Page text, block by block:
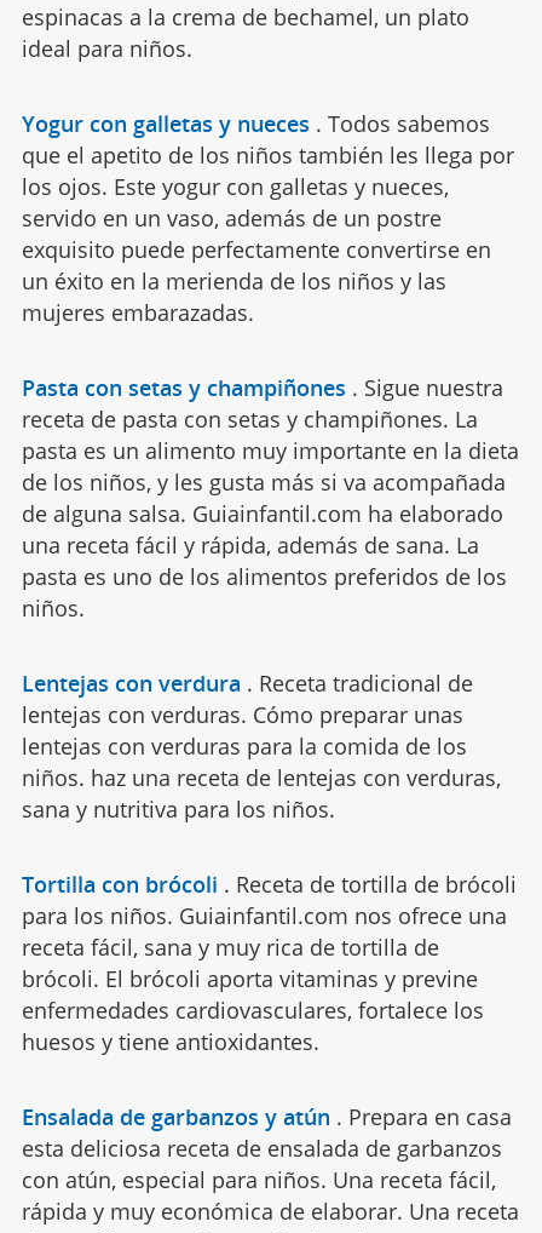
espinacas a la crema de bechamel, un plato
ideal para niños.
Yogur con galletas y nueces . Todos sabemos
que el apetito de los niños también les llega por
los ojos. Este yogur con galletas y nueces,
servido en un vaso, además de un postre
exquisito puede perfectamente convertirse en
un éxito en la merienda de los niños y las
mujeres embarazadas.
Pasta con setas y champiñones . Sigue nuestra
receta de pasta con setas y champiñones. La
pasta es un alimento muy importante en la dieta
de los niños, y les gusta más si va acompañada
de alguna salsa. Guiainfantil.com ha elaborado
una receta fácil y rápida, además de sana. La
pasta es uno de los alimentos preferidos de los
niños.
Lentejas con verdura . Receta tradicional de
lentejas con verduras. Cómo preparar unas
lentejas con verduras para la comida de los
niños. haz una receta de lentejas con verduras,
sana y nutritiva para los niños.
Tortilla con brócoli . Receta de tortilla de brócoli
para los niños. Guiainfantil.com nos ofrece una
receta fácil, sana y muy rica de tortilla de
brócoli. El brócoli aporta vitaminas y previne
enfermedades cardiovasculares, fortalece los
huesos y tiene antioxidantes.
Ensalada de garbanzos y atún . Prepara en casa
esta deliciosa receta de ensalada de garbanzos
con atún, especial para niños. Una receta fácil,
rápida y muy económica de elaborar. Una receta